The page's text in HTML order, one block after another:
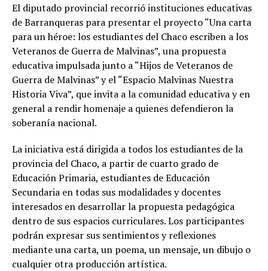
El diputado provincial recorrió instituciones educativas
de Barranqueras para presentar el proyecto “Una carta
para un héroe: los estudiantes del Chaco escriben a los
Veteranos de Guerra de Malvinas”, una propuesta
educativa impulsada junto a “Hijos de Veteranos de
Guerra de Malvinas” y el “Espacio Malvinas Nuestra
Historia Viva”, que invita a la comunidad educativa y en
general a rendir homenaje a quienes defendieron la
soberanía nacional.
La iniciativa está dirigida a todos los estudiantes de la
provincia del Chaco, a partir de cuarto grado de
Educación Primaria, estudiantes de Educación
Secundaria en todas sus modalidades y docentes
interesados en desarrollar la propuesta pedagógica
dentro de sus espacios curriculares. Los participantes
podrán expresar sus sentimientos y reflexiones
mediante una carta, un poema, un mensaje, un dibujo o
cualquier otra producción artística.